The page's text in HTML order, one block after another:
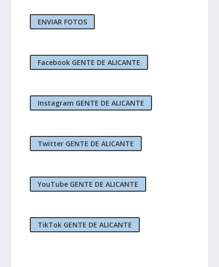
ENVIAR FOTOS
Facebook GENTE DE ALICANTE
Instagram GENTE DE ALICANTE
Twitter GENTE DE ALICANTE
YouTube GENTE DE ALICANTE
TikTok GENTE DE ALICANTE